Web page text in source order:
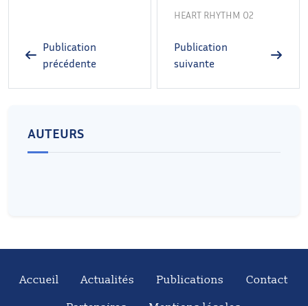
Publication
précédente
HEART RHYTHM O2
Publication
suivante
AUTEURS
Accueil Actualités Publications
Contact